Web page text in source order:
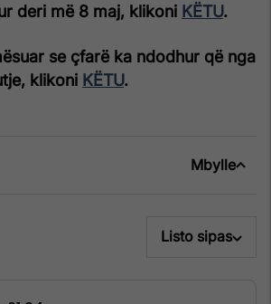
deri më 8 maj, klikoni KËTU.
se çfarë ka ndodhur që nga
klikoni KËTU.
Mbylle
Listo sipas